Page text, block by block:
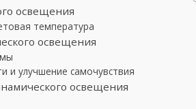
освещения
температура
освещения
и улучшение самочувствия
освещения